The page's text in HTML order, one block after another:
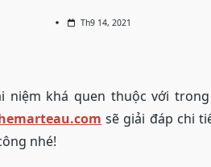
Th9 14, 2021
niệm khá quen thuộc với
sẽ giải đáp chi
nhé!